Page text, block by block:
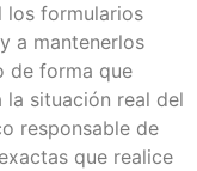
los formularios
a mantenerlos
de forma que
la situación real del
responsable de
que realice